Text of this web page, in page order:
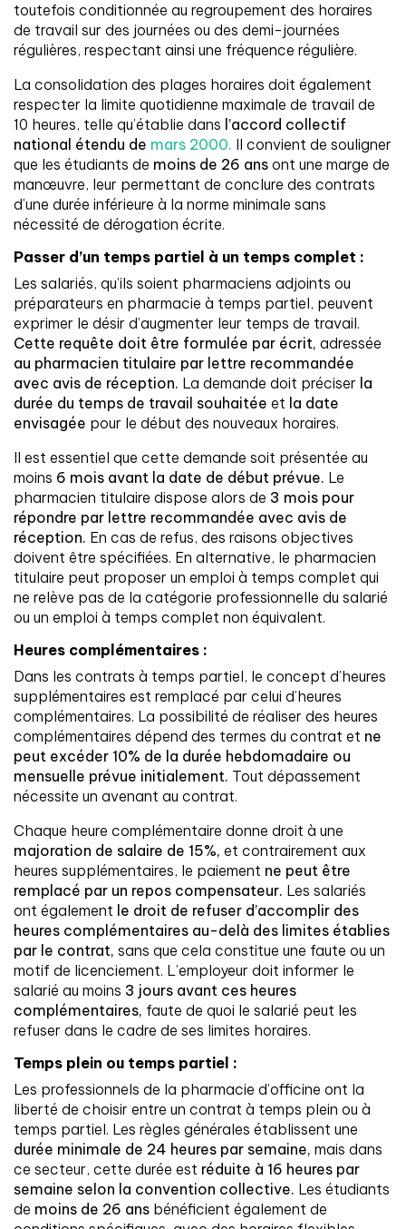
toutefois conditionnée au regroupement des horaires
de travail sur des journées ou des demi-journées
régulières, respectant ainsi une fréquence régulière.
La consolidation des plages horaires doit également
respecter la limite quotidienne maximale de travail de
10 heures, telle qu’établie dans l’accord collectif
national étendu de mars 2000. Il convient de souligner
que les étudiants de moins de 26 ans ont une marge de
manœuvre, leur permettant de conclure des contrats
d’une durée inférieure à la norme minimale sans
nécessité de dérogation écrite.
Passer d’un temps partiel à un temps complet :
Les salariés, qu’ils soient pharmaciens adjoints ou
préparateurs en pharmacie à temps partiel, peuvent
exprimer le désir d’augmenter leur temps de travail.
Cette requête doit être formulée par écrit, adressée
au pharmacien titulaire par lettre recommandée
avec avis de réception. La demande doit préciser la
durée du temps de travail souhaitée et la date
envisagée pour le début des nouveaux horaires.
Il est essentiel que cette demande soit présentée au
moins 6 mois avant la date de début prévue. Le
pharmacien titulaire dispose alors de 3 mois pour
répondre par lettre recommandée avec avis de
réception. En cas de refus, des raisons objectives
doivent être spécifiées. En alternative, le pharmacien
titulaire peut proposer un emploi à temps complet qui
ne relève pas de la catégorie professionnelle du salarié
ou un emploi à temps complet non équivalent.
Heures complémentaires :
Dans les contrats à temps partiel, le concept d’heures
supplémentaires est remplacé par celui d’heures
complémentaires. La possibilité de réaliser des heures
complémentaires dépend des termes du contrat et ne
peut excéder 10% de la durée hebdomadaire ou
mensuelle prévue initialement. Tout dépassement
nécessite un avenant au contrat.
Chaque heure complémentaire donne droit à une
majoration de salaire de 15%, et contrairement aux
heures supplémentaires, le paiement ne peut être
remplacé par un repos compensateur. Les salariés
ont également le droit de refuser d’accomplir des
heures complémentaires au-delà des limites établies
par le contrat, sans que cela constitue une faute ou un
motif de licenciement. L’employeur doit informer le
salarié au moins 3 jours avant ces heures
complémentaires, faute de quoi le salarié peut les
refuser dans le cadre de ses limites horaires.
Temps plein ou temps partiel :
Les professionnels de la pharmacie d’officine ont la
liberté de choisir entre un contrat à temps plein ou à
temps partiel. Les règles générales établissent une
durée minimale de 24 heures par semaine, mais dans
ce secteur, cette durée est réduite à 16 heures par
semaine selon la convention collective. Les étudiants
de moins de 26 ans bénéficient également de